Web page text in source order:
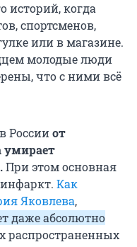
историй, когда
спортсменов,
или в магазине.
молодые люди
что с ними всё
Россииот
умирает
При этом основная
Как
Яковлева,
даже абсолютно
распространенных